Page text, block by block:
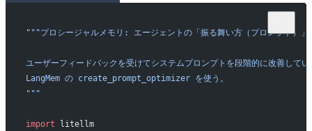
"""プロシージャルメモリ: エージェントの「振る舞い方（プロンプト）」
ユーザーフィードバックを受けてシステムプロンプトを段階的に改善してい
LangMem の create_prompt_optimizer を使う。
"""
import litellm